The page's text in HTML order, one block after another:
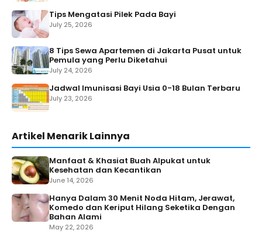
Tips Mengatasi Pilek Pada Bayi
July 25, 2026
8 Tips Sewa Apartemen di Jakarta Pusat untuk
Pemula yang Perlu Diketahui
July 24, 2026
Jadwal Imunisasi Bayi Usia 0-18 Bulan Terbaru
July 23, 2026
Artikel Menarik Lainnya
Manfaat & Khasiat Buah Alpukat untuk
Kesehatan dan Kecantikan
June 14, 2026
Hanya Dalam 30 Menit Noda Hitam, Jerawat,
Komedo dan Keriput Hilang Seketika Dengan
Bahan Alami
May 22, 2026